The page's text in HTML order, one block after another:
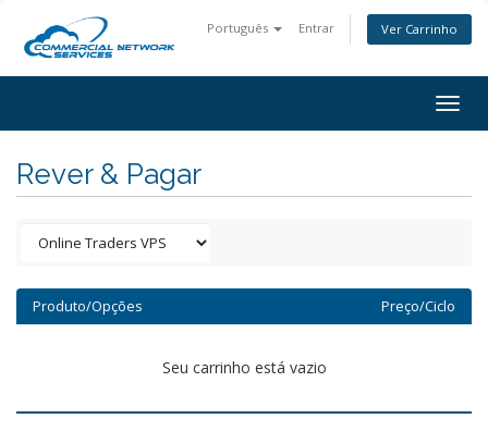
Português Entrar Ver Carrinho
Rever & Pagar
Produto/Opções Preço/Ciclo
Seu carrinho está vazio